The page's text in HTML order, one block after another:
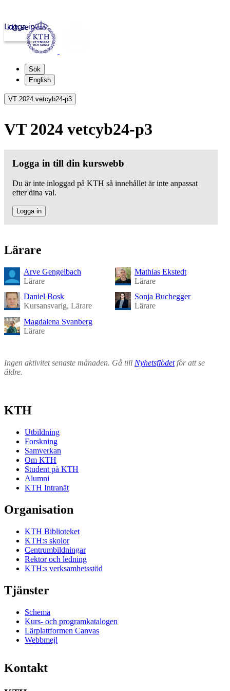
kth.se
Logga in
Sök
English
VT 2024 vetcyb24-p3
VT 2024 vetcyb24-p3
Logga in till din kurswebb
Du är inte inloggad på KTH så innehållet är inte anpassat
efter dina val.
Logga in
Lärare
Arve Gengelbach
Lärare
Daniel Bosk
Kursansvarig, Lärare
Magdalena Svanberg
Lärare
Mathias Ekstedt
Lärare
Sonja Buchegger
Lärare
Ingen aktivitet senaste månaden. Gå till Nyhetsflödetför att se
äldre.
KTH
Utbildning
Forskning
Samverkan
Om KTH
Student på KTH
Alumni
KTH Intranät
Organisation
KTH Biblioteket
KTH:s skolor
Centrumbildningar
Rektor och ledning
KTH:s verksamhetsstöd
Tjänster
Schema
Kurs- och programkatalogen
Lärplattformen Canvas
Webbmejl
Kontakt